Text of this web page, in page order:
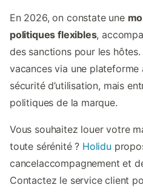
En 2026, on constate une
politiques flexibles,
des sanctions pour les
vacances via une
sécurité d’utilisation, mais
politiques de la marque.
Vous souhaitez louer votre
toute sérénité ? Holidu
cancelaccompagnement et
Contactez le service client